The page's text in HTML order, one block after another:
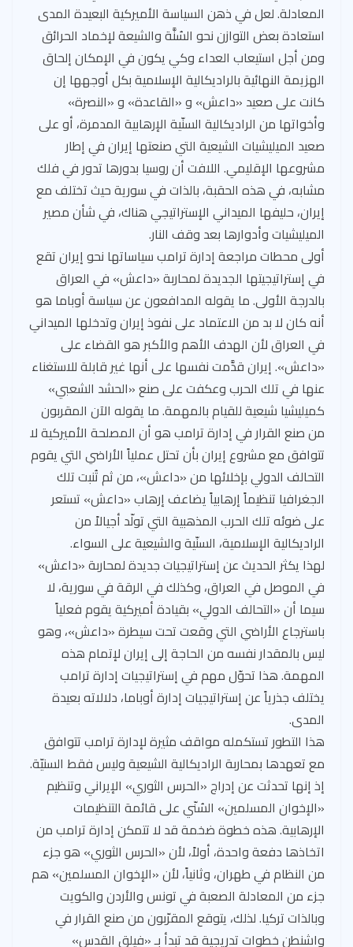
المعادلة. لعل في ذهن السياسة الأميركية البعيدة المدى
استعادة بعض التوازن نحو السُنَّة والشيعة لإخماد الحرائق
ومن أجل استيعاب العداء وكي يكون في الإمكان إلحاق
الهزيمة النهائية بالراديكالية الإسلامية بكل أوجهها إن
كانت على صعيد «داعش» و «القاعدة» و «النصرة»
وأخواتها من الراديكالية السنّية الإرهابية المدمرة، أو على
صعيد الميليشيات الشيعية التي صنعتها إيران في إطار
مشروعها الإقليمي. اللافت أن روسيا بدورها تدور في فلك
مشابه، في هذه الحقبة، بالذات في سورية حيث تختلف مع
إيران، حليفها الميداني الإستراتيجي هناك، في شأن مصير
الميليشيات وأدوارها بعد وقف النار.
أولى محطات مراجعة إدارة ترامب سياساتها نحو إيران تقع
في إستراتيجيتها الجديدة لمحاربة «داعش» في العراق
بالدرجة الأولى. ما يقوله المدافعون عن سياسة أوباما هو
أنه كان لا بد من الاعتماد على نفوذ إيران وتدخلها الميداني
في العراق لأن الهدف الأهم والأكبر هو القضاء على
«داعش». إيران قدَّمت نفسها على أنها غير قابلة للاستغناء
عنها في تلك الحرب وعكفت على صنع «الحشد الشعبي»
كميليشيا شيعية للقيام بالمهمة. ما يقوله الآن المقربون
من صنع القرار في إدارة ترامب هو أن المصلحة الأميركية لا
تتوافق مع مشروع إيران بأن تحتل عملياً الأراضي التي يقوم
التحالف الدولي بإخلائها من «داعش»، من ثم تُنبت تلك
الجغرافيا تنظيماً إرهابياً يضاعف إرهاب «داعش» تستعر
على ضوئه تلك الحرب المذهبية التي تولّد أجيالاً من
الراديكالية الإسلامية، السنّية والشيعية على السواء.
لهذا يكثر الحديث عن إستراتيجيات جديدة لمحاربة «داعش»
في الموصل في العراق، وكذلك في الرقة في سورية، لا
سيما أن «التحالف الدولي» بقيادة أميركية يقوم فعلياً
باسترجاع الأراضي التي وقعت تحت سيطرة «داعش»، وهو
ليس بالمقدار نفسه من الحاجة إلى إيران لإتمام هذه
المهمة. هذا تحوّل مهم في إستراتيجيات إدارة ترامب
يختلف جذرياً عن إستراتيجيات إدارة أوباما، دلالاته بعيدة
المدى.
هذا التطور تستكمله مواقف مثيرة لإدارة ترامب تتوافق
مع تعهدها بمحاربة الراديكالية الشيعية وليس فقط السنيّة.
إذ إنها تحدثت عن إدراج «الحرس الثوري» الإيراني وتنظيم
«الإخوان المسلمين» السُنّي على قائمة التنظيمات
الإرهابية. هذه خطوة ضخمة قد لا تتمكن إدارة ترامب من
اتخاذها دفعة واحدة، أولاً، لأن «الحرس الثوري» هو جزء
من النظام في طهران، وثانياً، لأن «الإخوان المسلمين» هم
جزء من المعادلة الصعبة في تونس والأردن والكويت
وبالذات تركيا. لذلك، يتوقع المقرّبون من صنع القرار في
واشنطن خطوات تدريجية قد تبدأ بـ «فيلق القدس»